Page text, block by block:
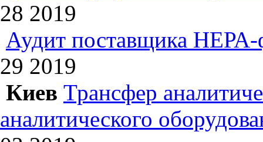
28 2019
Аудит поставщика НЕРА-
29 2019
Киев Трансфер
аналитического